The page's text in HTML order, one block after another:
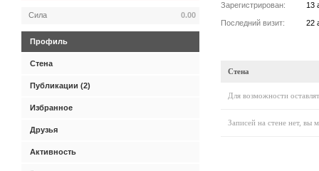
Зарегистрирован: 13
Последний визит: 22
Стена
Для возможности
Записей на стене нет, вы
Сила 0.00
Профиль
Стена
Публикации (2)
Избранное
Друзья
Активность